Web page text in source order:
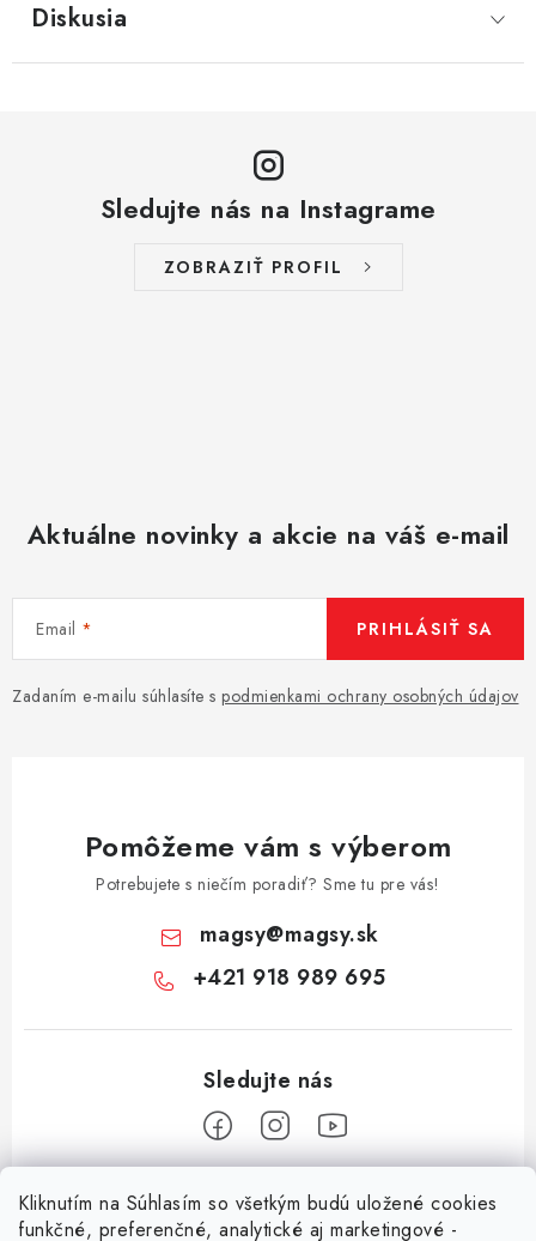
Kliknutím na Súhlasím so všetkým budú uložené cookies
funkčné, preferenčné, analytické aj marketingové -
Diskusia
Sledujte nás na Instagrame
ZOBRAZIŤ PROFIL
Aktuálne novinky a akcie na váš e-mail
Email
Zadaním e-mailu súhlasíte s podmienkami ochrany osobných údajov
PRIHLÁSIŤ SA
Pomôžeme vám s výberom
Potrebujete s niečím poradiť? Sme tu pre vás!
magsy@magsy.sk
+421 918 989 695